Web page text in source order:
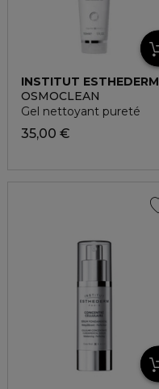
INSTITUT ESTHEDERM
OSMOCLEAN
Gel nettoyant pureté
35,00 €